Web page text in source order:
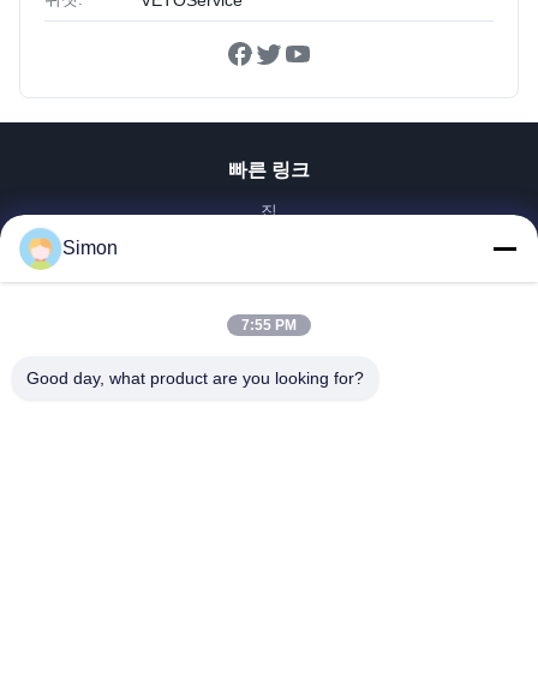
빠른 링크
집
비디오
우리 에 관한 것
품질 관리
Simon
7:55 PM
Good day, what product are you looking for?